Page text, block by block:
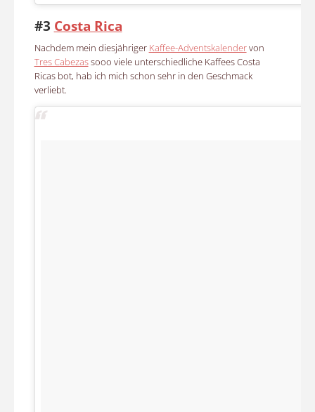
#3 Costa Rica
Nachdem mein diesjähriger Kaffee-Adventskalendervon
Tres Cabezassooo viele unterschiedliche Kaffees Costa
Ricas bot, hab ich mich schon sehr in den Geschmack
verliebt.